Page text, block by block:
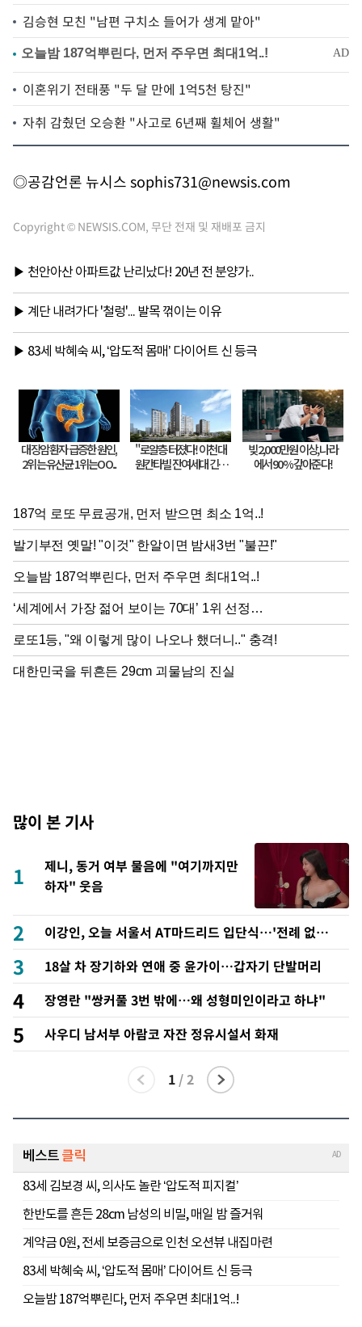
김승현 모친 "남편 구치소 들어가 생계 맡아"
이혼위기 전태풍 "두 달 만에 1억5천 탕진"
자취 감췄던 오승환 "사고로 6년째 휠체어 생활"
◎공감언론 뉴시스sophis731@newsis.com
Copyright © NEWSIS.COM, 무단 전재 및 재배포 금지
많이 본 기사
1
제니, 동거 여부 물음에 "여기까지만
하자" 웃음
2
이강인, 오늘 서울서 AT마드리드 입단식…'전례 없는
특급대우'
3 18살 차 장기하와 연애 중 윤가이…갑자기 단발머리
4 장영란 "쌍커풀 3번 밖에…왜 성형미인이라고 하냐"
5 사우디 남서부 아람코 자잔 정유시설서 화재
1 /2